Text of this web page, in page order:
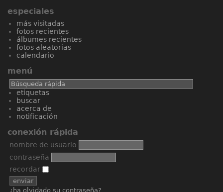
especiales
más visitadas
fotos recientes
álbumes recientes
fotos aleatorias
calendario
menú
etiquetas
buscar
acerca de
notificación
conexión rápida
nombre de usuario
contraseña
recordar
¿ha olvidado su contraseña?